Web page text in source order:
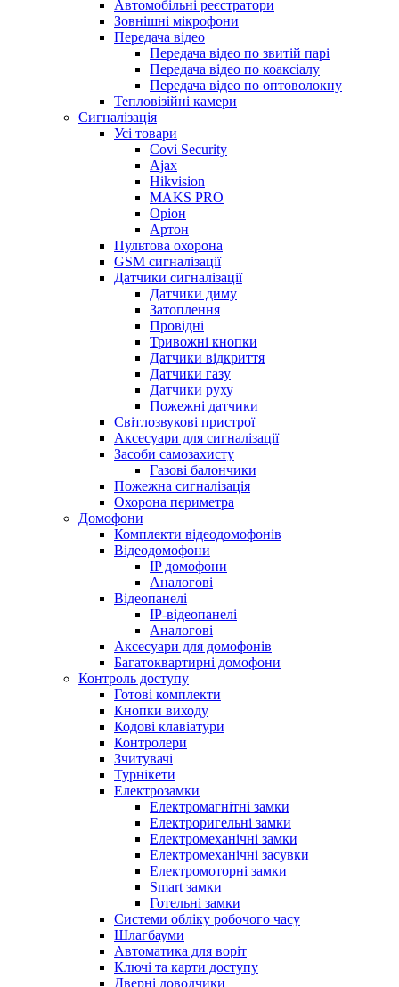
Автомобільні реєстратори
Зовнішні мікрофони
Передача відео
Передача відео по звитій парі
Передача відео по коаксіалу
Передача відео по оптоволокну
Тепловізійні камери
Cигналізація
Усі товари
Covi Security
Ajax
Hikvision
MAKS PRO
Оріон
Артон
Пультова охорона
GSM сигналізації
Датчики сигналізації
Датчики диму
Затоплення
Провідні
Тривожні кнопки
Датчики відкриття
Датчики газу
Датчики руху
Пожежні датчики
Світлозвукові пристрої
Аксесуари для сигналізації
Засоби самозахисту
Газові балончики
Пожежна сигналізація
Охорона периметра
Домофони
Комплекти відеодомофонів
Відеодомофони
IP домофони
Аналогові
Відеопанелі
IP-відеопанелі
Аналогові
Аксесуари для домофонів
Багатоквартирні домофони
Контроль доступу
Готові комплекти
Кнопки виходу
Кодові клавіатури
Контролери
Зчитувачі
Турнікети
Електрозамки
Електромагнітні замки
Електроригельні замки
Електромеханічні замки
Електромеханічні засувки
Електромоторні замки
Smart замки
Готельні замки
Системи обліку робочого часу
Шлагбауми
Автоматика для воріт
Ключі та карти доступу
Дверні доводчики